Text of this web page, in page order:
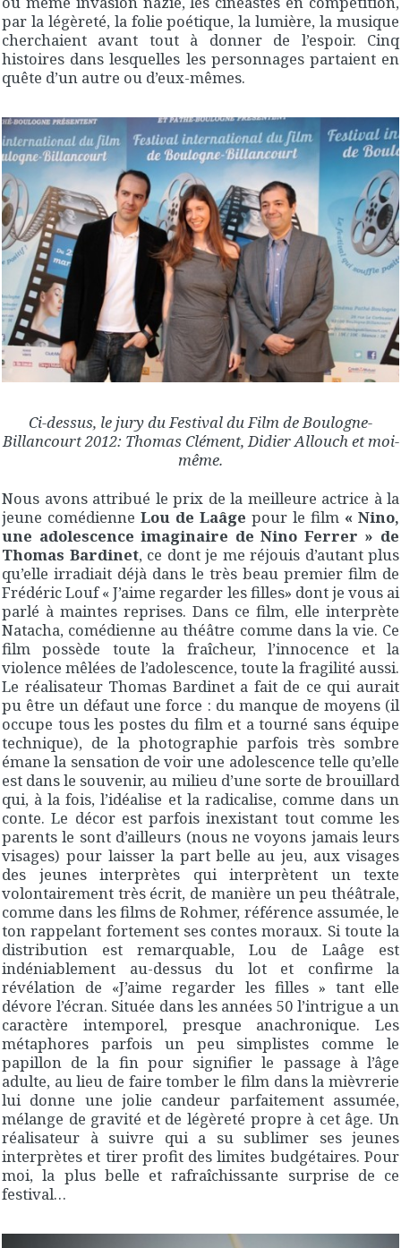
par la légèreté, la folie poétique, la lumière, la musique
cherchaient avant tout à donner de l’espoir. Cinq
histoires dans lesquelles les personnages partaient en
quête d’un autre ou d’eux-mêmes.
Ci-dessus, le jury du Festival du Film de Boulogne-
Billancourt 2012: Thomas Clément, Didier Allouch et moi-
même.
Nous avons attribué le prix de la meilleure actrice à la
jeune comédienne Lou de Laâge pour le film « Nino,
une adolescence imaginaire de Nino Ferrer » de
Thomas Bardinet, ce dont je me réjouis d’autant plus
qu’elle irradiait déjà dans le très beau premier film de
Frédéric Louf « J’aime regarder les filles» dont je vous ai
parlé à maintes reprises. Dans ce film, elle interprète
Natacha, comédienne au théâtre comme dans la vie. Ce
film possède toute la fraîcheur, l’innocence et la
violence mêlées de l’adolescence, toute la fragilité aussi.
Le réalisateur Thomas Bardinet a fait de ce qui aurait
pu être un défaut une force : du manque de moyens (il
occupe tous les postes du film et a tourné sans équipe
technique), de la photographie parfois très sombre
émane la sensation de voir une adolescence telle qu’elle
est dans le souvenir, au milieu d’une sorte de brouillard
qui, à la fois, l’idéalise et la radicalise, comme dans un
conte. Le décor est parfois inexistant tout comme les
parents le sont d’ailleurs (nous ne voyons jamais leurs
visages) pour laisser la part belle au jeu, aux visages
des jeunes interprètes qui interprètent un texte
volontairement très écrit, de manière un peu théâtrale,
comme dans les films de Rohmer, référence assumée, le
ton rappelant fortement ses contes moraux. Si toute la
distribution est remarquable, Lou de Laâge est
indéniablement au-dessus du lot et confirme la
révélation de «J’aime regarder les filles » tant elle
dévore l’écran. Située dans les années 50 l’intrigue a un
caractère intemporel, presque anachronique. Les
métaphores parfois un peu simplistes comme le
papillon de la fin pour signifier le passage à l’âge
adulte, au lieu de faire tomber le film dans la mièvrerie
lui donne une jolie candeur parfaitement assumée,
mélange de gravité et de légèreté propre à cet âge. Un
réalisateur à suivre qui a su sublimer ses jeunes
interprètes et tirer profit des limites budgétaires. Pour
moi, la plus belle et rafraîchissante surprise de ce
festival…